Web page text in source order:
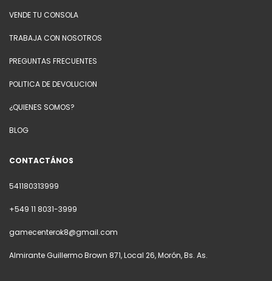
VENDE TU CONSOLA
TRABAJA CON NOSOTROS
PREGUNTAS FRECUENTES
POLITICA DE DEVOLUCION
¿QUIENES SOMOS?
BLOG
CONTACTÁNOS
541180313999
+549 11 8031-3999
gamecenterok8@gmail.com
Almirante Guillermo Brown 871, Local 26, Morón, Bs. As.